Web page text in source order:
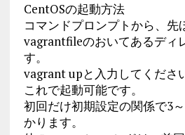
CentOSの起動方法
コマンドプロンプトから、先
vagrantfileのおいてあるディ
す。
vagrant upと入力してくださ
これで起動可能です。
初回だけ初期設定の関係で3
かります。